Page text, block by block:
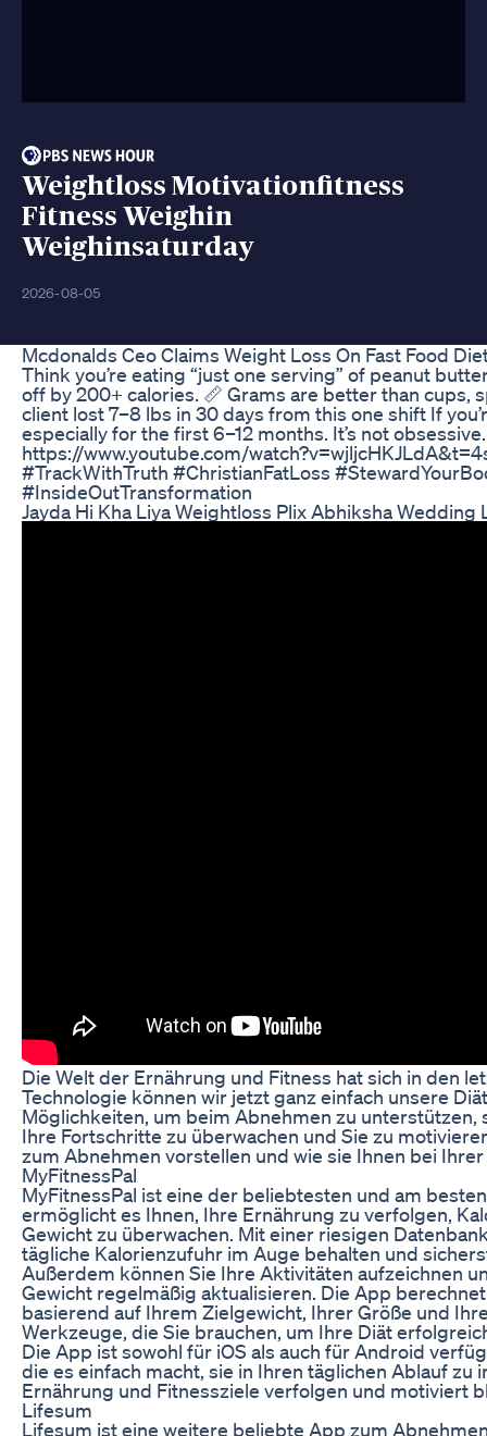
Weightloss Motivationfitness
Fitness Weighin
Weighinsaturday
2026-08-05
Mcdonalds Ceo Claims Weight Loss On Fast Food
Think you’re eating “just one serving” of peanut
off by 200+ calories. 📏 Grams are better than cups,
client lost 7–8 lbs in 30 days from this one shift If
especially for the first 6–12 months. It’s not
https://www.youtube.com/
#TrackWithTruth #ChristianFatLoss
#InsideOutTransformation
Jayda Hi Kha Liya Weightloss Plix Abhiksha Wedding
Die Welt der Ernährung und Fitness hat sich in den
Technologie können wir jetzt ganz einfach unsere
Möglichkeiten, um beim Abnehmen zu
Ihre Fortschritte zu überwachen und Sie zu
zum Abnehmen vorstellen und wie sie Ihnen bei
MyFitnessPal
MyFitnessPal ist eine der beliebtesten und am
ermöglicht es Ihnen, Ihre Ernährung zu verfolgen,
Gewicht zu überwachen. Mit einer riesigen
tägliche Kalorienzufuhr im Auge behalten und
Außerdem können Sie Ihre Aktivitäten aufzeichnen
Gewicht regelmäßig aktualisieren. Die App
basierend auf Ihrem Zielgewicht, Ihrer Größe und
Werkzeuge, die Sie brauchen, um Ihre Diät
Die App ist sowohl für iOS als auch für Android
die es einfach macht, sie in Ihren täglichen Ablauf
Ernährung und Fitnessziele verfolgen und motiviert
Lifesum
Lifesum ist eine weitere beliebte App zum